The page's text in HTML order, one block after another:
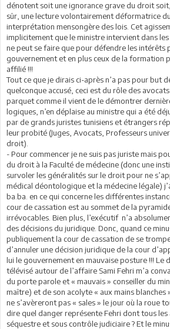
dénotent soit une ignorance grave du droit
sûr, une lecture volontairement déformatrice
interprétation mensongère des lois. Cet
implicitement que le ministre intervient dans
ne peut se faire que pour défendre les intérêts
gouvernement et en plus ceux de la formation
affilié !!!
Tout ce que je dirais ci-après n’a pas pour but
quelconque accusé, ceci est du rôle des
parquet comme il vient de le démontrer
logiques, n’en déplaise au ministre qui a été
par de grands juristes tunisiens et étrangers
leur probité (Juges, Avocats, Professeurs
droit).
- Pour commencer je ne suis pas juriste mais
du droit à la Faculté de médecine (donc une
survoler les généralités sur le droit pour ne
médical déontologique et la médecine légale)
ba.ba. en ce qui concerne les différentes
cour de cassation est au sommet de la
irrévocables. Bien plus, l’exécutif n’a
des décisions du juridique. Donc, quand ce
publiquement la cour de cassation de se
d’annuler une décision juridique de la cour
lui le gouvernement en mauvaise posture !!! Le
télévisé autour de l’affaire Sami Fehri m’a
du porte parole et « mauvais » conseiller du
maître) et de son acolyte « aux mains blanches
ne s’avèreront pas « sales » le jour où la roue
dire quel danger représente Fehri dont tous
séquestre et sous contrôle judiciaire ? Et le